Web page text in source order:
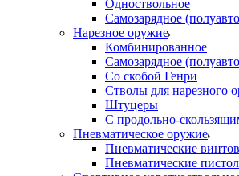
Одноствольное
Самозарядное
Нарезное оружие
Комбинированное
Самозарядное
Со скобой Генри
Стволы для нарезного
Штуцеры
С продольно-
Пневматическое оружие
Пневматические
Пневматические